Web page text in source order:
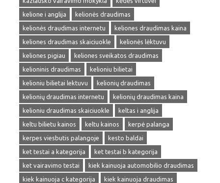
kelione i anglija
kelionės draudimas
kelionės draudimas internetu
keliones draudimas kaina
keliones draudimas skaiciuokle
kelionės lėktuvu
keliones pigiau
keliones sveikatos draudimas
kelioninis draudimas
kelioniu bilietai
kelioniu bilietai lektuvu
kelionių draudimas
kelionių draudimas internetu
kelionių draudimas kaina
kelioniu draudimas skaiciuokle
keltas i anglija
keltu bilietu kainos
keltu kainos
kerpė palanga
kerpes viesbutis palangoje
kesto baldai
ket testai a kategorija
ket testai b kategorija
ket vairavimo testai
kiek kainuoja automobilio draudimas
kiek kainuoja c kategorija
kiek kainuoja draudimas